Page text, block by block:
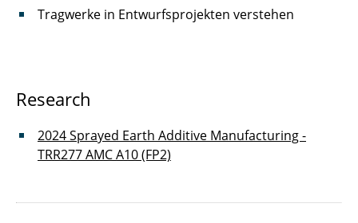
Osman Zihni
Sven Jonischkies
Noor Khader
Christopher Lux
Tragwerke in Entwurfsprojekten verstehen
Research
2024 Sprayed Earth Additive Manufacturing -
TRR277 AMC A10 (FP2)